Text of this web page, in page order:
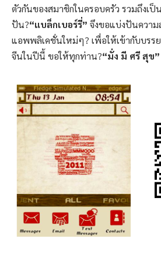
ตัวกันของสมาชิกในครอบครัว รวมถึงเป็
ปัน?“แบล็กเบอร์รี่” จึงขอแบ่งปันควา
แอพพลิเคชั่นใหม่ๆ? เพื่อให้เข้ากับบรร
จีนในปีนี้ ขอให้ทุกท่าน?“มั่ง มี ศรี สุข”